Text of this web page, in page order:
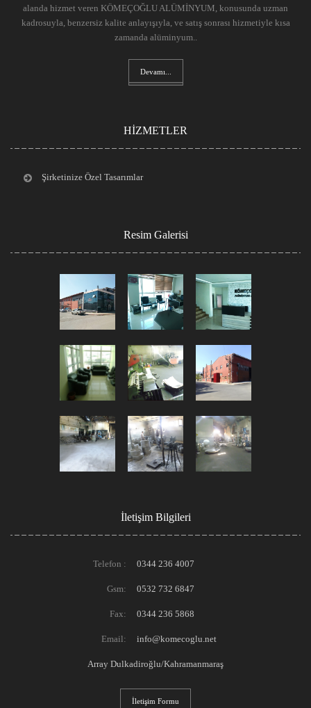
alanda hizmet veren KÖMEÇOĞLU ALÜMİNYUM, konusunda uzman
kadrosuyla, benzersiz kalite anlayışıyla, ve satış sonrası hizmetiyle kısa
zamanda alüminyum..
Devamı...
HİZMETLER
Şirketinize Özel Tasarımlar
Resim Galerisi
İletişim Bilgileri
Telefon : 0344 236 4007
Gsm: 0532 732 6847
Fax: 0344 236 5868
Email: info@komecoglu.net
Array Dulkadiroğlu/Kahramanmaraş
İletişim Formu